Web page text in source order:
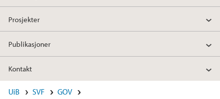
Prosjekter
Publikasjoner
Kontakt
UiB SVF
GOV